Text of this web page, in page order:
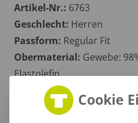
Artikel-Nr.: 6763
Geschlecht: Herren
Passform: Regular Fit
Obermaterial: Gewebe:
Elastolefin
Grammatur:
Zertifikate : OEKOTEX 100
Cookie